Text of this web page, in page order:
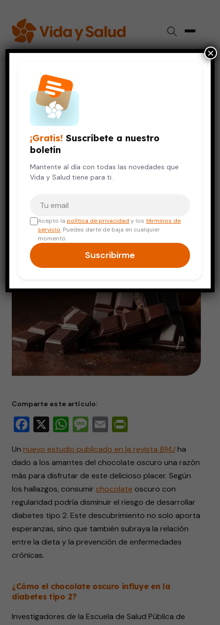
Diabetes›
Comer chocolate oscuro podría reducir el riesgo de
diabetes tipo 2
DIABETES DIGESTIÓN Y NUTRICIÓN
Comer chocolate oscuro podría
reducir el riesgo de diabetes
tipo 2
Comparte este artículo:
Facebook
X WhatsApp
Message
Email
Un nuevo estudio publicado en la revista BMJha
dado a los amantes del chocolate oscuro una razón
más para disfrutar de este delicioso placer. Según
los hallazgos, consumir chocolate oscuro con
regularidad podría disminuir el riesgo de desarrollar
diabetes tipo 2. Este descubrimiento no solo aporta
esperanzas, sino que también subraya la relación
entre la dieta y la prevención de enfermedades
crónicas.
¿Cómo el chocolate oscuro influye en la
diabetes tipo 2?
Investigadores de la Escuela de Salud Pública de
¡Gratis! Suscríbete a nuestro
boletín
Mantente al día con todas las novedades que
Vida y Salud tiene para ti.
Acepto lapolítica de privacidad y lostérminos de
servicio. Puedes darte de baja en cualquier
momento.
Suscribirme
×